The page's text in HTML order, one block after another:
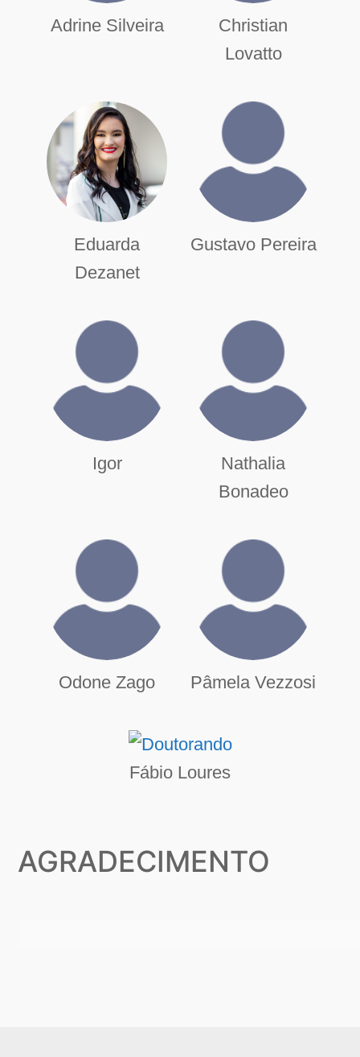
Adrine Silveira
Christian
Lovatto
Eduarda
Dezanet
Gustavo Pereira
Igor
Nathalia
Bonadeo
Odone Zago Pâmela Vezzosi
Fábio Loures
AGRADECIMENTO